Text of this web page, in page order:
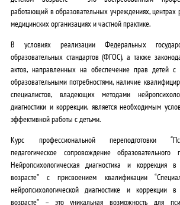
работающий в образовательных учреждениях, центрах
медицинских организациях и частной практике.
В условиях реализации Федеральных
образовательных стандартов (ФГОС), а также
актов, направленных на обеспечение прав детей с
образовательными потребностями,наличие
специалистов, владеющих методами
диагностики и коррекции, является необходимым
эффективной работы с детьми.
Курс профессиональной переподготовки
педагогическое сопровождение образовательного
Нейропсихологическая диагностика и коррекция в
возрасте” с присвоением квалификации
нейропсихологической диагностике и коррекции в
возрасте” – это уникальная возможность для